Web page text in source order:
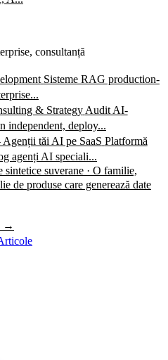
consultanță
Sisteme RAG production-
& Strategy Audit AI-
independent, deploy...
tăi AI pe SaaS Platformă
agenți AI speciali...
suverane · O familie,
de produse care generează date
→